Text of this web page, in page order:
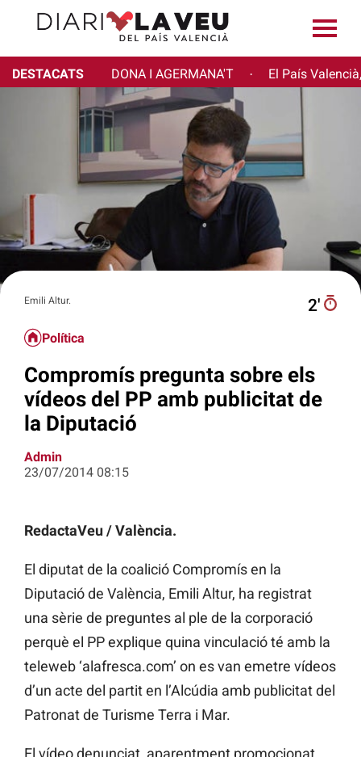
DESTACATS DONA I AGERMANA'T · El País
Emili Altur. 2′
Política
Compromís pregunta sobre els
vídeos del PP amb publicitat de
la Diputació
Admin
23/07/2014 08:15
RedactaVeu / València.
El diputat de la coalició Compromís en la
Diputació de València, Emili Altur, ha registrat
una sèrie de preguntes al ple de la corporació
perquè el PP explique quina vinculació té amb la
teleweb ‘alafresca.com’ on es van emetre vídeos
d’un acte del partit en l’Alcúdia amb publicitat del
Patronat de Turisme Terra i Mar.
El vídeo denunciat, aparentment promocionat